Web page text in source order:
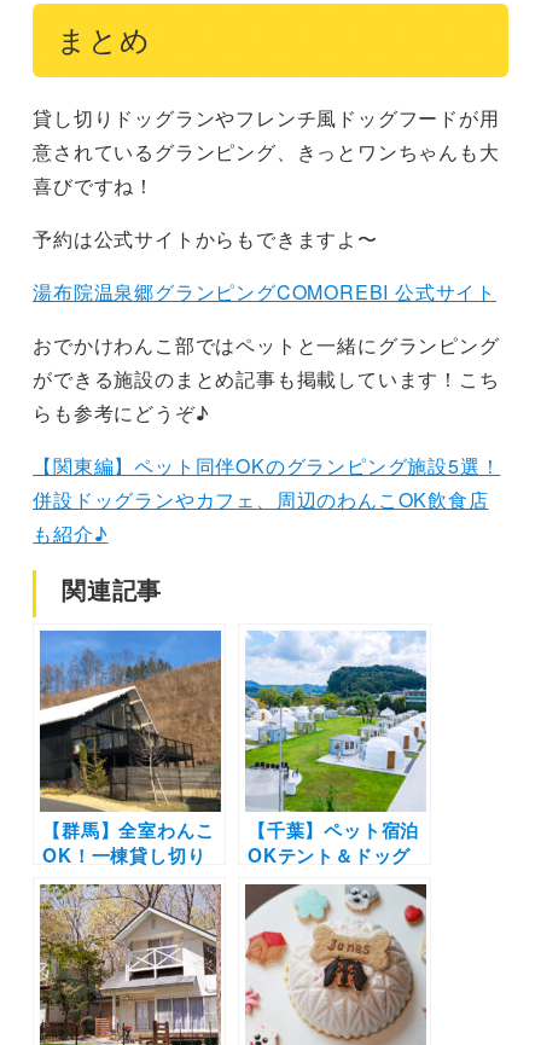
まとめ
貸し切りドッグランやフレンチ風ドッグフードが用
意されているグランピング、きっとワンちゃんも大
喜びですね！
予約は公式サイトからもできますよ〜
湯布院温泉郷グランピングCOMOREBI 公式サイト
おでかけわんこ部ではペットと一緒にグランピング
ができる施設のまとめ記事も掲載しています！こち
らも参考にどうぞ♪
【関東編】ペット同伴OKのグランピング施設5選！
併設ドッグランやカフェ、周辺のわんこOK飲食店
も紹介♪
関連記事
【群馬】全室わんこ
OK！一棟貸し切り
型ヴィラリゾート
「俺の別荘 あさま空
山望」ドッグランも
5月新設！【2021年
4月オープン】
【千葉】ペット宿泊
OKテント＆ドッグ
ランあり！千葉県の
元小学校をリノベし
たカリフォルニア風
グランピング「高滝
湖グランピングリゾ
ート」【2021年4月
開業】